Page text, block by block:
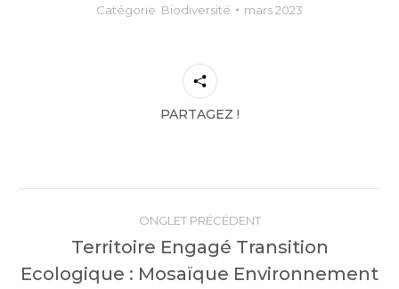
Catégorie Biodiversité mars 2023
PARTAGEZ !
commentaire
ONGLET PRÉCÉDENT
Territoire Engagé Transition
Ecologique : Mosaïque Environnement